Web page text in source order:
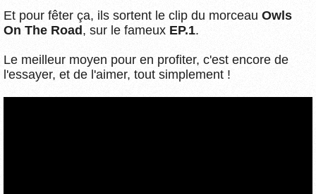
Et pour fêter ça, ils sortent le clip du morceau Owls
On The Road , sur le fameux EP.1.
Le meilleur moyen pour en profiter, c'est encore de
l'essayer, et de l'aimer, tout simplement !